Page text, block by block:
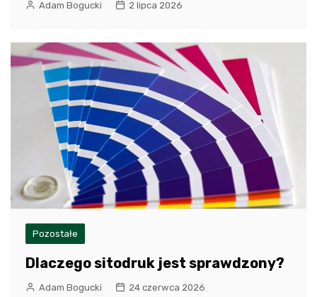
Adam Bogucki 2 lipca 2026
Pozostałe
Dlaczego sitodruk jest sprawdzony?
Adam Bogucki 24 czerwca 2026